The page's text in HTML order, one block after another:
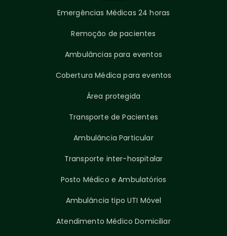
Emergências Médicas 24 horas
Remoção de pacientes
Ambulâncias para eventos
Cobertura Médica para eventos
Área protegida
Transporte de Pacientes
Ambulância Particular
Transporte inter-hospitalar
Posto Médico e Ambulatórios
Ambulância tipo UTI Móvel
Atendimento Médico Domiciliar